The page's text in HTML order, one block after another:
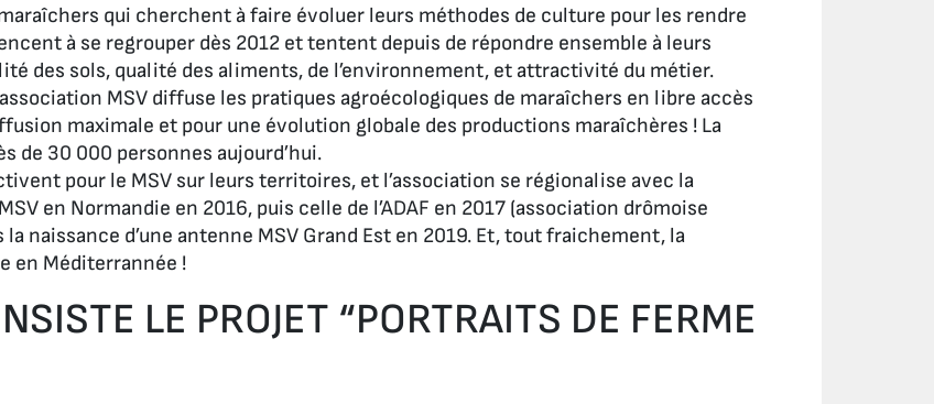
maraîchers qui cherchent à faire évoluer leurs méthodes de culture pour les rendre
à se regrouper dès 2012 et tentent depuis de répondre ensemble à leurs
des sols, qualité des aliments, de l’environnement, et attractivité du métier.
MSV diffuse les pratiques agroécologiques de maraîchers en libre accès
maximale et pour une évolution globale des productions maraîchères ! La
de 30 000 personnes aujourd’hui.
pour le MSV sur leurs territoires, et l’association se régionalise avec la
en Normandie en 2016, puis celle de l’ADAF en 2017 (association drômoise
la naissance d’une antenne MSV Grand Est en 2019. Et, tout fraichement, la
en Méditerrannée !
LE PROJET “PORTRAITS DE FERME